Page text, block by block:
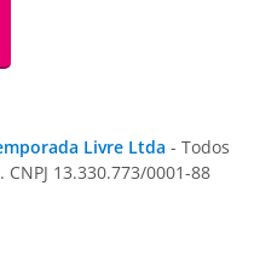
Livre Ltda - Todos
13.330.773/0001-88